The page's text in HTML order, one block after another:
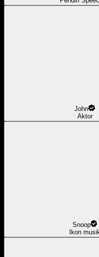
John
Aktor
Snoop
Ikon